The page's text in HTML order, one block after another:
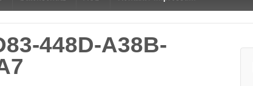
448D-A38B-